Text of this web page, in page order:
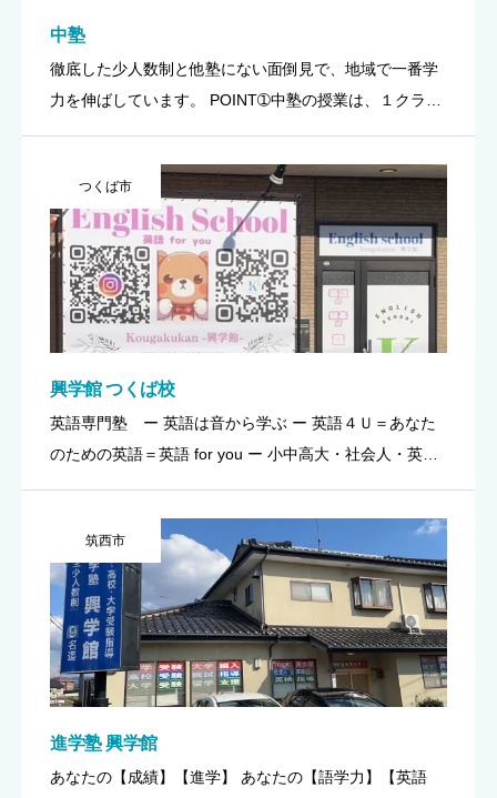
中塾
徹底した少人数制と他塾にない面倒見で、地域で一番学
力を伸ばしています。 POINT➀中塾の授業は、１クラス
違い、質問もしやすく、講師も生徒が問題を解いている
時には、全員に […]
つくば市
興学館 つくば校
英語専門塾 ー 英語は音から学ぶ ー 英語４Ｕ＝あなた
のための英語＝英語 for you ー 小中高大・社会人・英語
聞き、口で発音し、 徐々にその意味を理解してい […]
筑西市
進学塾 興学館
あなたの【成績】【進学】 あなたの【語学力】【英語